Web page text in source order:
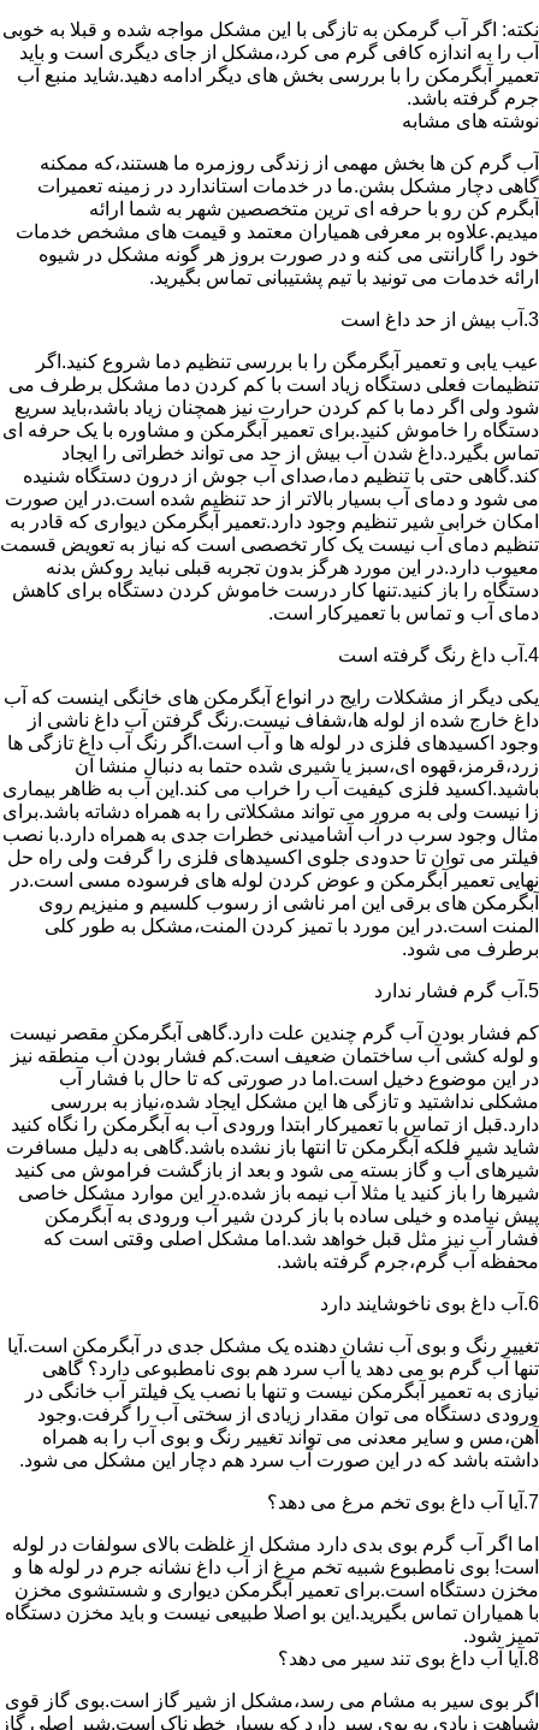
نکته: اگر آب گرمکن به تازگی با این مشکل مواجه شده و قبلا به خوبی
آب را به اندازه کافی گرم می کرد،مشکل از جای دیگری است و باید
تعمیر آبگرمکن را با بررسی بخش های دیگر ادامه دهید.شاید منبع آب
جرم گرفته باشد.
نوشته های مشابه
آب گرم کن ها بخش مهمی از زندگی روزمره ما هستند،که ممکنه
گاهی دچار مشکل بشن.ما در خدمات استاندارد در زمینه تعمیرات
آبگرم کن رو با حرفه ای ترین متخصصین شهر به شما ارائه
میدیم.علاوه بر معرفی همیاران معتمد و قیمت های مشخص خدمات
خود را گارانتی می کنه و در صورت بروز هر گونه مشکل در شیوه
ارائه خدمات می تونید با تیم پشتیبانی تماس بگیرید.
3.آب بیش از حد داغ است
عیب یابی و تعمیر آبگرمگن را با بررسی تنظیم دما شروع کنید.اگر
تنظیمات فعلی دستگاه زیاد است با کم کردن دما مشکل برطرف می
شود ولی اگر دما با کم کردن حرارت نیز همچنان زیاد باشد،باید سریع
دستگاه را خاموش کنید.برای تعمیر آبگرمکن و مشاوره با یک حرفه ای
تماس بگیرد.داغ شدن آب بیش از حد می تواند خطراتی را ایجاد
کند.گاهی حتی با تنظیم دما،صدای آب جوش از درون دستگاه شنیده
می شود و دمای آب بسیار بالاتر از حد تنظیم شده است.در این صورت
امکان خرابی شیر تنظیم وجود دارد.تعمیر آبگرمکن دیواری که قادر به
تنظیم دمای آب نیست یک کار تخصصی است که نیاز به تعویض قسمت
معیوب دارد.در این مورد هرگز بدون تجربه قبلی نباید روکش بدنه
دستگاه را باز کنید.تنها کار درست خاموش کردن دستگاه برای کاهش
دمای آب و تماس با تعمیرکار است.
4.آب داغ رنگ گرفته است
یکی دیگر از مشکلات رایج در انواع آبگرمکن های خانگی اینست که آب
داغ خارج شده از لوله ها،شفاف نیست.رنگ گرفتن آب داغ ناشی از
وجود اکسیدهای فلزی در لوله ها و آب است.اگر رنگ آب داغ تازگی ها
زرد،قرمز،قهوه ای،سبز یا شیری شده حتما به دنبال منشا آن
باشید.اکسید فلزی کیفیت آب را خراب می کند.این آب به ظاهر بیماری
زا نیست ولی به مرور می تواند مشکلاتی را به همراه دشاته باشد.برای
مثال وجود سرب در آب آشامیدنی خطرات جدی به همراه دارد.با نصب
فیلتر می توان تا حدودی جلوی اکسیدهای فلزی را گرفت ولی راه حل
نهایی تعمیر آبگرمکن و عوض کردن لوله های فرسوده مسی است.در
آبگرمکن های برقی این امر ناشی از رسوب کلسیم و منیزیم روی
المنت است.در این مورد با تمیز کردن المنت،مشکل به طور کلی
برطرف می شود.
5.آب گرم فشار ندارد
کم فشار بودن آب گرم چندین علت دارد.گاهی آبگرمکن مقصر نیست
و لوله کشی آب ساختمان ضعیف است.کم فشار بودن آب منطقه نیز
در این موضوع دخیل است.اما در صورتی که تا حال با فشار آب
مشکلی نداشتید و تازگی ها این مشکل ایجاد شده،نیاز به بررسی
دارد.قبل از تماس با تعمیرکار ابتدا ورودی آب به آبگرمکن را نگاه کنید
شاید شیر فلکه آبگرمکن تا انتها باز نشده باشد.گاهی به دلیل مسافرت
شیرهای آب و گاز بسته می شود و بعد از بازگشت فراموش می کنید
شیرها را باز کنید یا مثلا آب نیمه باز شده.در این موارد مشکل خاصی
پیش نیامده و خیلی ساده با باز کردن شیر آب ورودی به آبگرمکن
فشار آب نیز مثل قبل خواهد شد.اما مشکل اصلی وقتی است که
محفظه آب گرم،جرم گرفته باشد.
6.آب داغ بوی ناخوشایند دارد
تغییر رنگ و بوی آب نشان دهنده یک مشکل جدی در آبگرمکن است.آیا
تنها آب گرم بو می دهد یا آب سرد هم بوی نامطبوعی دارد؟ گاهی
نیازی به تعمیر آبگرمکن نیست و تنها با نصب یک فیلتر آب خانگی در
ورودی دستگاه می توان مقدار زیادی از سختی آب را گرفت.وجود
آهن،مس و سایر معدنی می تواند تغییر رنگ و بوی آب را به همراه
داشته باشد که در این صورت آب سرد هم دچار این مشکل می شود.
7.آیا آب داغ بوی تخم مرغ می دهد؟
اما اگر آب گرم بوی بدی دارد مشکل از غلظت بالای سولفات در لوله
است! بوی نامطبوع شبیه تخم مرغ از آب داغ نشانه جرم در لوله ها و
مخزن دستگاه است.برای تعمیر آبگرمکن دیواری و شستشوی مخزن
با همیاران تماس بگیرید.این بو اصلا طبیعی نیست و باید مخزن دستگاه
تمیز شود.
8.آیا آب داغ بوی تند سیر می دهد؟
اگر بوی سیر به مشام می رسد،مشکل از شیر گاز است.بوی گاز قوی
شباهت زیادی به بوی سیر دارد که بسیار خطرناک است.شیر اصلی گاز